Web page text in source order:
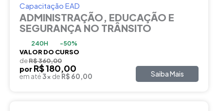
Capacitação EAD
ADMINISTRAÇÃO, EDUCAÇÃO E
SEGURANÇA NO TRÂNSITO
240H -50%
VALOR DO CURSO
deR$ 360,00
por R$ 180,00
em até3x de R$ 60,00 Saiba Mais